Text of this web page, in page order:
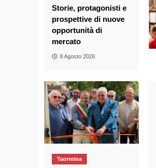
Storie, protagonisti e
prospettive di nuove
opportunità di
mercato
8 Agosto 2026
Taormina